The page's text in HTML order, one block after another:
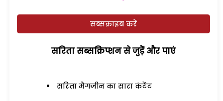
सब्सक्राइब करें
सरिता सब्सक्रिप्शन से जुड़ेें और पाएं
सरिता मैगजीन का सारा कंटेंट